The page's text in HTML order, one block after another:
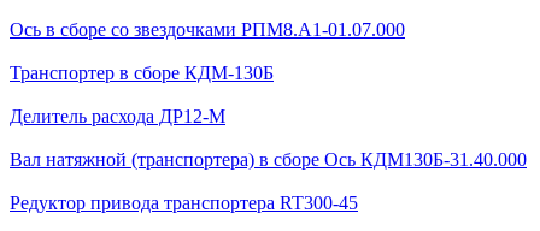
Ось в сборе со звездочками РПМ8.А1-01.07.000
Транспортер в сборе КДМ-130Б
Делитель расхода ДР12-М
Вал натяжной (транспортера) в сборе Ось КДМ130Б-31.40.000
Редуктор привода транспортера RT300-45